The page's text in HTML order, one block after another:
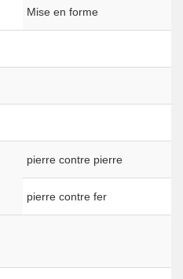
Mise en forme
pierre contre pierre
pierre contre fer